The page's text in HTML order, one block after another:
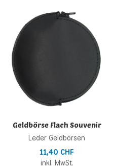
Geldbörse Flach Souvenir
Leder Geldbörsen
11,40 CHF
inkl. MwSt.